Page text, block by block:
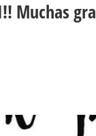
Muchas